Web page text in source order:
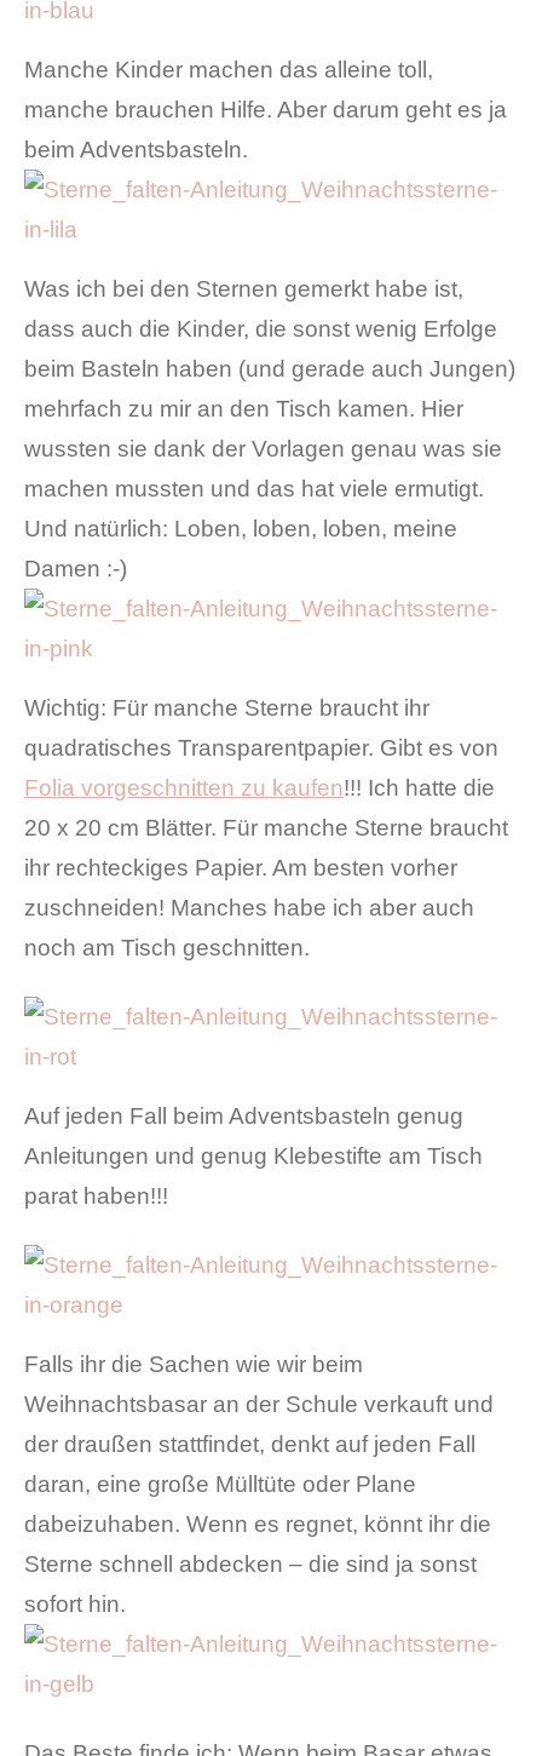
Manche Kinder machen das alleine toll,
manche brauchen Hilfe. Aber darum geht es ja
beim Adventsbasteln.
Was ich bei den Sternen gemerkt habe ist,
dass auch die Kinder, die sonst wenig Erfolge
beim Basteln haben (und gerade auch Jungen)
mehrfach zu mir an den Tisch kamen. Hier
wussten sie dank der Vorlagen genau was sie
machen mussten und das hat viele ermutigt.
Und natürlich: Loben, loben, loben, meine
Damen :-)
Wichtig: Für manche Sterne braucht ihr
quadratisches Transparentpapier. Gibt es von
Folia vorgeschnitten zu kaufen!!! Ich hatte die
20 x 20 cm Blätter. Für manche Sterne braucht
ihr rechteckiges Papier. Am besten vorher
zuschneiden! Manches habe ich aber auch
noch am Tisch geschnitten.
Auf jeden Fall beim Adventsbasteln genug
Anleitungen und genug Klebestifte am Tisch
parat haben!!!
Falls ihr die Sachen wie wir beim
Weihnachtsbasar an der Schule verkauft und
der draußen stattfindet, denkt auf jeden Fall
daran, eine große Mülltüte oder Plane
dabeizuhaben. Wenn es regnet, könnt ihr die
Sterne schnell abdecken – die sind ja sonst
sofort hin.